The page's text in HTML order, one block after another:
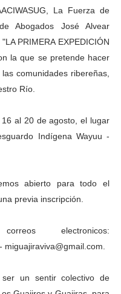
La Fuerza de
Abogados José Alvear
PRIMERA EXPEDICIÓN
la que se pretende hacer
comunidades ribereñas,
Río.
al 20 de agosto, el lugar
Indígena Wayuu -
abierto para todo el
previa inscripción.
electronicos:
un sentir colectivo de